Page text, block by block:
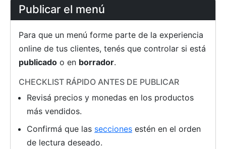
Publicar el menú
Para que un menú forme parte de la experiencia
online de tus clientes, tenés que controlar si está
publicado o en borrador.
CHECKLIST RÁPIDO ANTES DE PUBLICAR
Revisá precios y monedas en los productos
más vendidos.
Confirmá que las secciones estén en el orden
de lectura deseado.